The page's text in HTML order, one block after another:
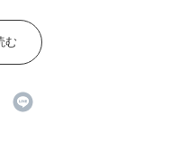
こと
む